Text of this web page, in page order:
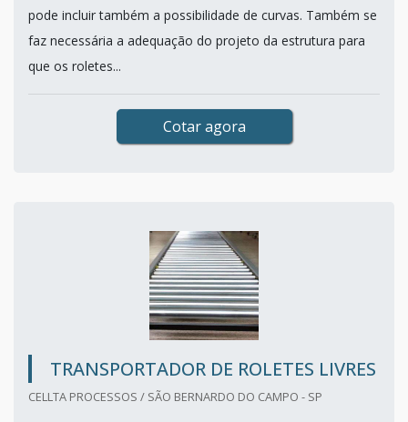
pode incluir também a possibilidade de curvas. Também se
faz necessária a adequação do projeto da estrutura para
que os roletes...
Cotar agora
TRANSPORTADOR DE ROLETES LIVRES
CELLTA PROCESSOS / SÃO BERNARDO DO CAMPO - SP